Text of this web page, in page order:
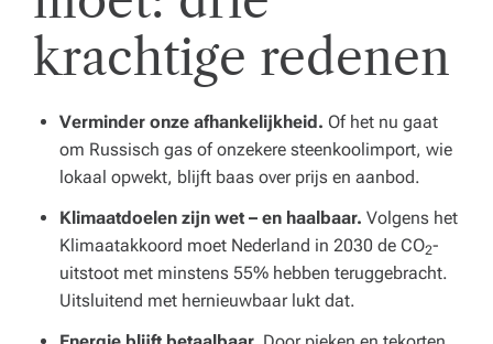
krachtige redenen
Verminder onze afhankelijkheid. Of het nu gaat
om Russisch gas of onzekere steenkoolimport, wie
lokaal opwekt, blijft baas over prijs en aanbod.
Klimaatdoelen zijn wet – en haalbaar. Volgens het
Klimaatakkoord moet Nederland in 2030 de CO2-
uitstoot met minstens 55% hebben teruggebracht.
Uitsluitend met hernieuwbaar lukt dat.